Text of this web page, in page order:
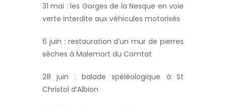
31 mai : les Gorges de la Nesque en voie
verte interdite aux véhicules motorisés
6 juin : restauration d’un mur de pierres
sèches à Malemort du Comtat
28 juin : balade spéléologique à St
Christol d’Albion